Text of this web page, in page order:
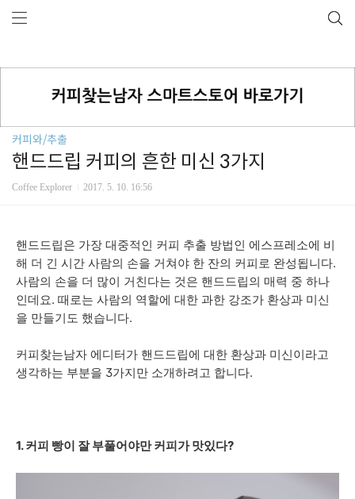
커피와/추출
핸드드립 커피의 흔한 미신 3가지
Coffee Explorer 2017. 5. 10. 16:56
핸드드립은 가장 대중적인 커피 추출 방법인 에스프레소에 비
해 더 긴 시간 사람의 손을 거쳐야 한 잔의 커피로 완성됩니다.
사람의 손을 더 많이 거친다는 것은 핸드드립의 매력 중 하나
인데요. 때로는 사람의 역할에 대한 과한 강조가 환상과 미신
을 만들기도 했습니다.
커피찾는남자 에디터가 핸드드립에 대한 환상과 미신이라고
생각하는 부분을 3가지만 소개하려고 합니다.
1. 커피 빵이 잘 부풀어야만 커피가 맛있다?